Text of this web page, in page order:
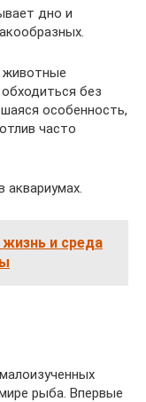
дно и
животные
без
особенность,
часто
и среда
рыба. Впервые